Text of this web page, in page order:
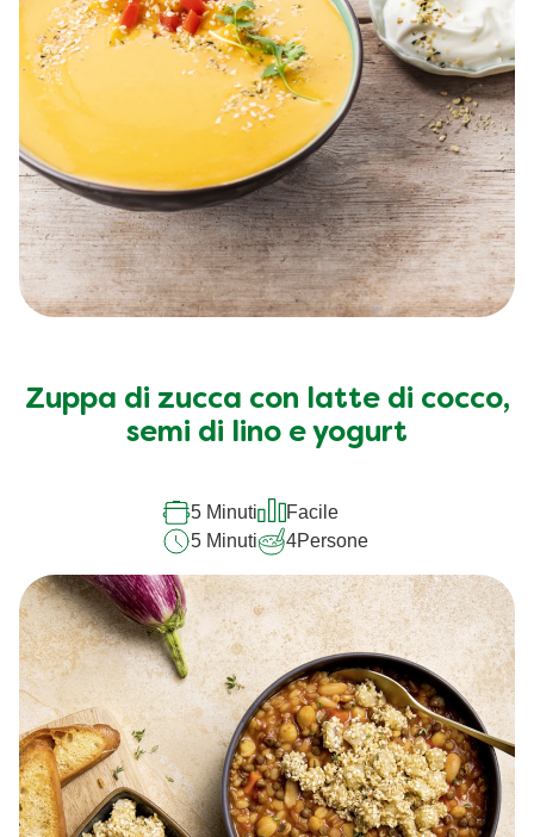
Zuppa di zucca con latte di cocco,
semi di lino e yogurt
5 Minuti
Facile
5 Minuti
4Persone